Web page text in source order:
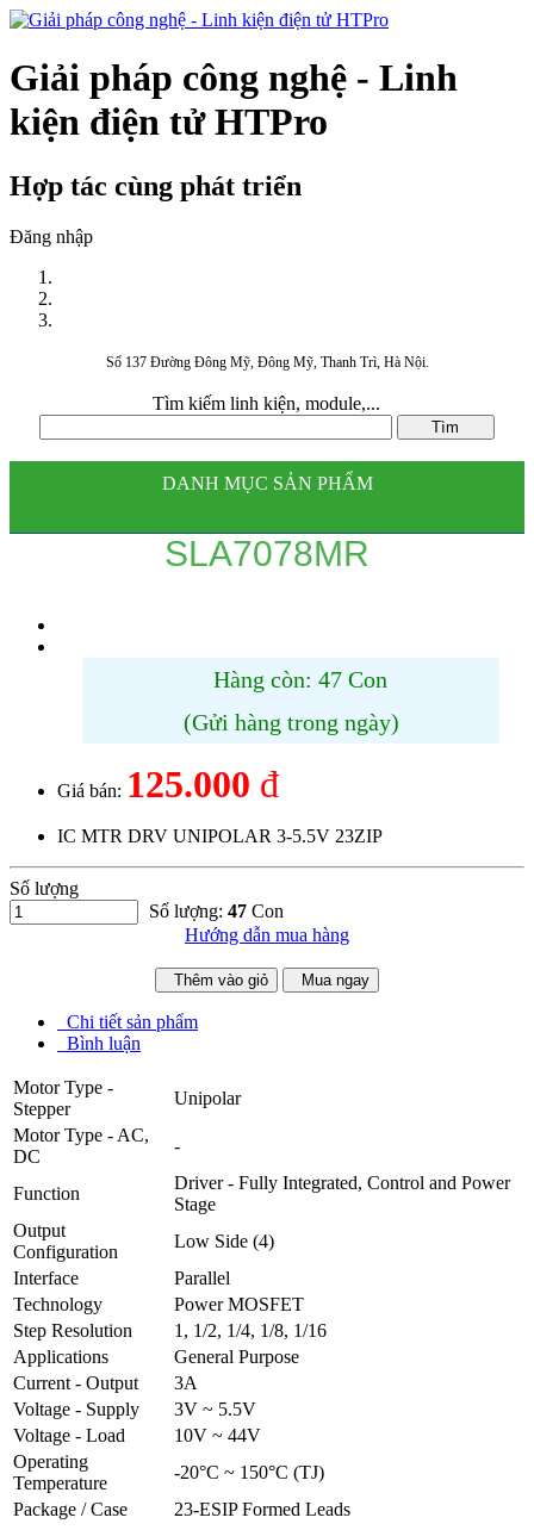
Giải pháp công nghệ - Linh
kiện điện tử HTPro
Hợp tác cùng phát triển
Đăng nhập
Số 137 Đường Đông Mỹ, Đông Mỹ, Thanh Trì, Hà Nội.
Tìm kiếm linh kiện, module,...
DANH MỤC SẢN PHẨM
SLA7078MR
Hàng còn: 47 Con
(Gửi hàng trong ngày)
Giá bán: 125.000 đ
IC MTR DRV UNIPOLAR 3-5.5V 23ZIP
Số lượng
Số lượng: 47 Con
Hướng dẫn mua hàng
Thêm vào giỏ Mua ngay
Chi tiết sản phẩm
Bình luận
Motor Type -
Stepper
Unipolar
Motor Type - AC,
DC
-
Function
Driver - Fully Integrated, Control and Power
Stage
Output
Configuration
Low Side (4)
Interface
Parallel
Technology
Power MOSFET
Step Resolution
1, 1/2, 1/4, 1/8, 1/16
Applications
General Purpose
Current - Output
3A
Voltage - Supply
3V ~ 5.5V
Voltage - Load
10V ~ 44V
Operating
Temperature
-20°C ~ 150°C (TJ)
Package / Case
23-ESIP Formed Leads